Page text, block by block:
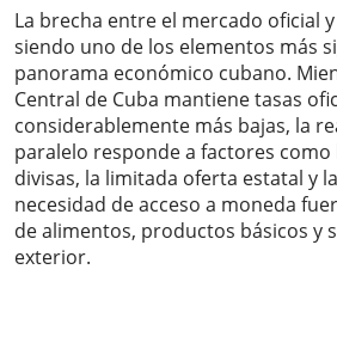
La brecha entre el mercado oficial
siendo uno de los elementos más
panorama económico cubano.
Central de Cuba mantiene tasas
considerablemente más bajas, la
paralelo responde a factores como
divisas, la limitada oferta estatal y
necesidad de acceso a moneda
de alimentos, productos básicos y
exterior.